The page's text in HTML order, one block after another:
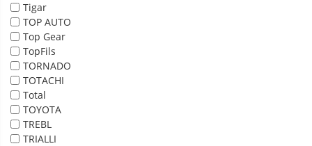
Tigar
TOP AUTO
Top Gear
TopFils
TORNADO
TOTACHI
Total
TOYOTA
TREBL
TRIALLI